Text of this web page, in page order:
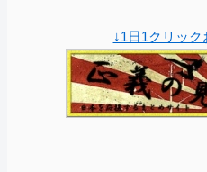
↓1日1クリッ